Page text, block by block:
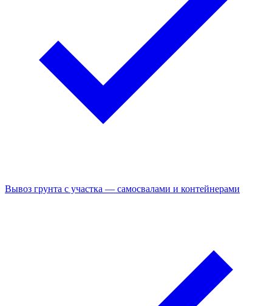
Вывоз грунта с участка — самосвалами и контейнерами